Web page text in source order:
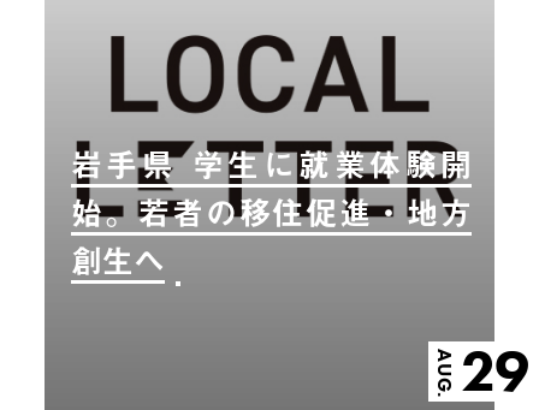
岩手県 学生に就業体験開
始。若者の移住促進・地方
創生へ
AUG. 29